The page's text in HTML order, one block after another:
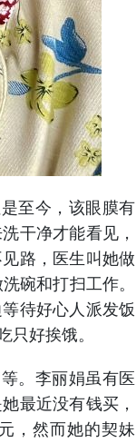
至今，该眼膜有
干净才能看见，
路，医生叫她做
碗和打扫工作。
待好心人派发饭
好挨饿。
。李丽娟虽有医
最近没有钱买，
，然而她的契妹